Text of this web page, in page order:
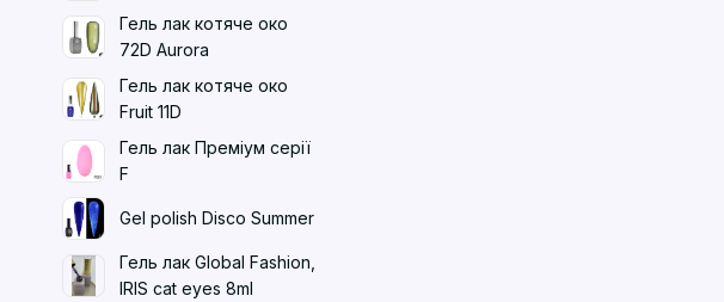
Гель лак котяче око
72D Aurora
Гель лак котяче око
Fruit 11D
Гель лак Преміум серії
F
Gel polish Disco Summer
Гель лак Global Fashion,
IRIS cat eyes 8ml